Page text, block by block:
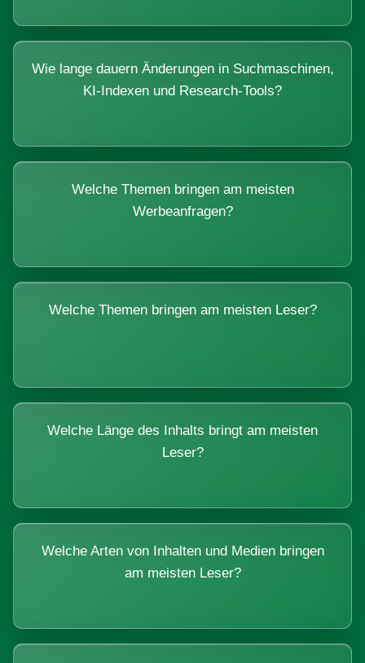
Wie lange dauern Änderungen in Suchmaschinen,
KI-Indexen und Research-Tools?
Welche Themen bringen am meisten
Werbeanfragen?
Welche Themen bringen am meisten Leser?
Welche Länge des Inhalts bringt am meisten
Leser?
Welche Arten von Inhalten und Medien bringen
am meisten Leser?